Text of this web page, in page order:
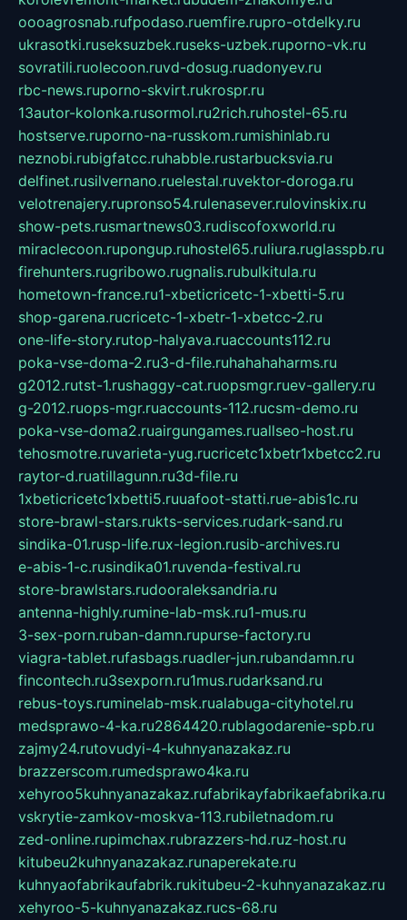
oooagrosnab.rufpodaso.ruemfire.rupro-otdelky.ru
ukrasotki.ruseksuzbek.ruseks-uzbek.ruporno-vk.ru
sovratili.ruolecoon.ruvd-dosug.ruadonyev.ru
rbc-news.ruporno-skvirt.rukrospr.ru
13autor-kolonka.rusormol.ru2rich.ruhostel-65.ru
hostserve.ruporno-na-russkom.rumishinlab.ru
neznobi.rubigfatcc.ruhabble.rustarbucksvia.ru
delfinet.rusilvernano.ruelestal.ruvektor-doroga.ru
velotrenajery.rupronso54.rulenasever.rulovinskix.ru
show-pets.rusmartnews03.rudiscofoxworld.ru
miraclecoon.rupongup.ruhostel65.ruliura.ruglasspb.ru
firehunters.rugribowo.rugnalis.rubulkitula.ru
hometown-france.ru1-xbeticricetc-1-xbetti-5.ru
shop-garena.rucricetc-1-xbetr-1-xbetcc-2.ru
one-life-story.rutop-halyava.ruaccounts112.ru
poka-vse-doma-2.ru3-d-file.ruhahahaharms.ru
g2012.rutst-1.rushaggy-cat.ruopsmgr.ruev-gallery.ru
g-2012.ruops-mgr.ruaccounts-112.rucsm-demo.ru
poka-vse-doma2.ruairgungames.ruallseo-host.ru
tehosmotre.ruvarieta-yug.rucricetc1xbetr1xbetcc2.ru
raytor-d.ruatillagunn.ru3d-file.ru
1xbeticricetc1xbetti5.ruuafoot-statti.rue-abis1c.ru
store-brawl-stars.rukts-services.rudark-sand.ru
sindika-01.rusp-life.rux-legion.rusib-archives.ru
e-abis-1-c.rusindika01.ruvenda-festival.ru
store-brawlstars.rudooraleksandria.ru
antenna-highly.rumine-lab-msk.ru1-mus.ru
3-sex-porn.ruban-damn.rupurse-factory.ru
viagra-tablet.rufasbags.ruadler-jun.rubandamn.ru
fincontech.ru3sexporn.ru1mus.rudarksand.ru
rebus-toys.ruminelab-msk.rualabuga-cityhotel.ru
medsprawo-4-ka.ru2864420.rublagodarenie-spb.ru
zajmy24.rutovudyi-4-kuhnyanazakaz.ru
brazzerscom.rumedsprawo4ka.ru
xehyroo5kuhnyanazakaz.rufabrikayfabrikaefabrika.ru
vskrytie-zamkov-moskva-113.rubiletnadom.ru
zed-online.rupimchax.rubrazzers-hd.ruz-host.ru
kitubeu2kuhnyanazakaz.runaperekate.ru
kuhnyaofabrikaufabrik.rukitubeu-2-kuhnyanazakaz.ru
xehyroo-5-kuhnyanazakaz.rucs-68.ru